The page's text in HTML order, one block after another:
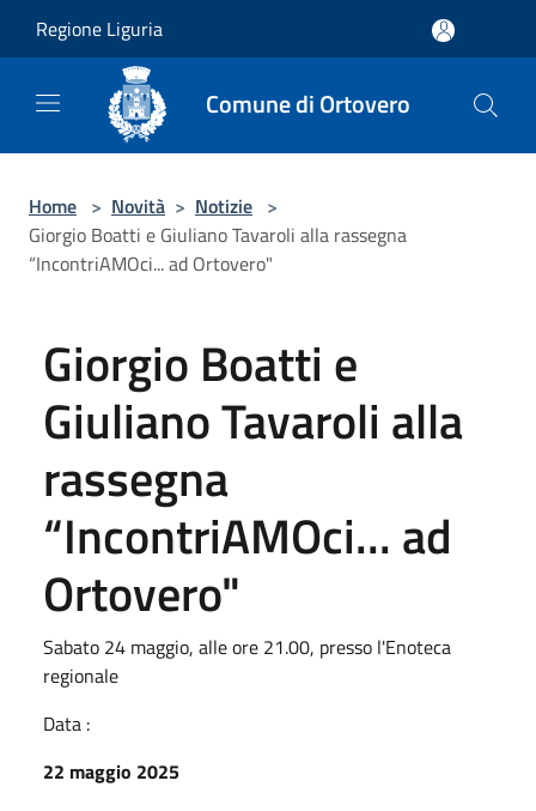
Regione Liguria
Comune di Ortovero
Home > Novità > Notizie >
Giorgio Boatti e Giuliano Tavaroli alla rassegna
“IncontriAMOci... ad Ortovero"
Giorgio Boatti e
Giuliano Tavaroli alla
rassegna
“IncontriAMOci... ad
Ortovero"
Sabato 24 maggio, alle ore 21.00, presso l'Enoteca
regionale
Data :
22 maggio 2025